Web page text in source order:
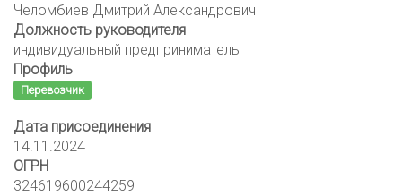
Челомбиев Дмитрий Александрович
Должность руководителя
индивидуальный предприниматель
Профиль
Перевозчик
Дата присоединения
14.11.2024
ОГРН
324619600244259